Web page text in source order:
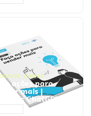
, VENDAS
ações para
mais |
ChatGPT